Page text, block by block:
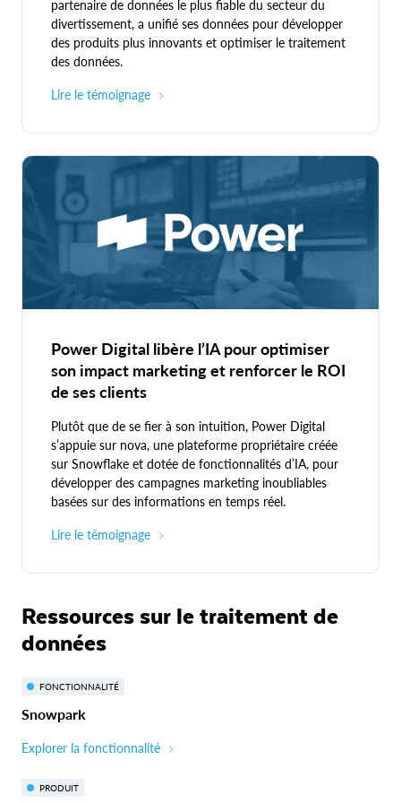
partenaire de données le plus fiable du secteur du
divertissement, a unifié ses données pour développer
des produits plus innovants et optimiser le traitement
des données.
Lire le témoignage
Power Digital libère l’IA pour optimiser
son impact marketing et renforcer le ROI
de ses clients
Plutôt que de se fier à son intuition, Power Digital
s’appuie sur nova, une plateforme propriétaire créée
sur Snowflake et dotée de fonctionnalités d’IA, pour
développer des campagnes marketing inoubliables
basées sur des informations en temps réel.
Lire le témoignage
Ressources sur le traitement de
données
FONCTIONNALITÉ
Snowpark
Explorer la fonctionnalité
PRODUIT